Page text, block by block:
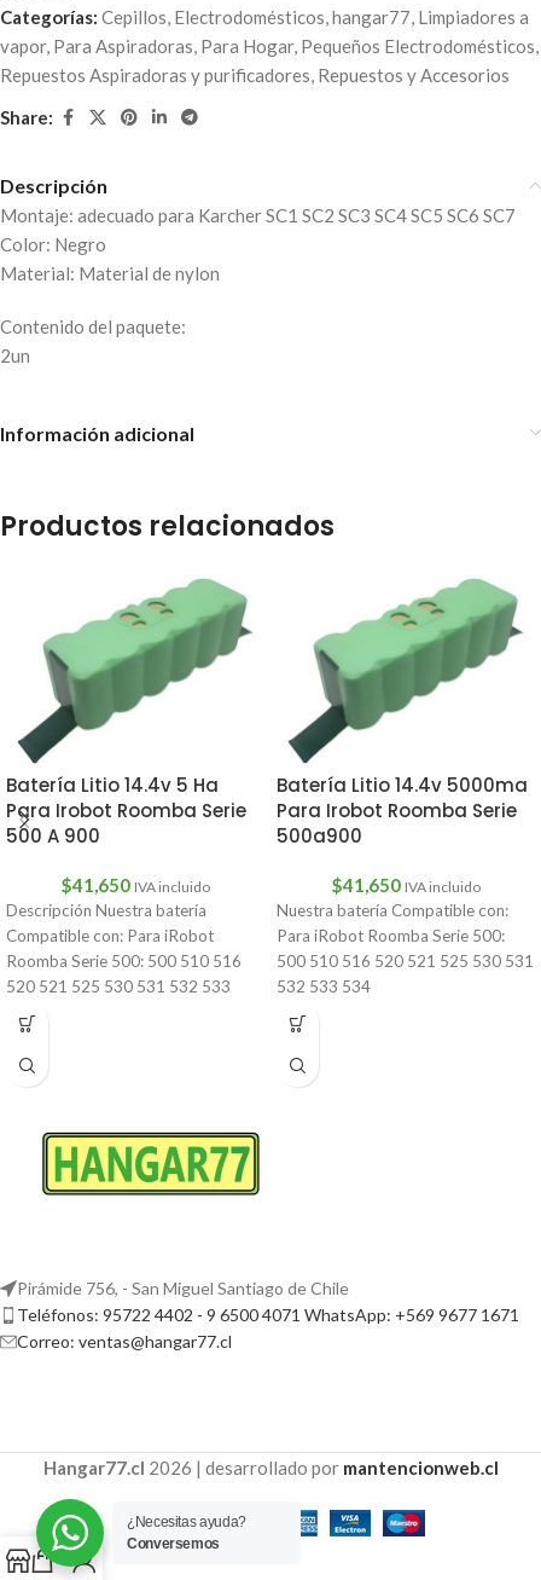
Categorías: Cepillos, Electrodomésticos,hangar77, Limpiadores a
vapor, Para Aspiradoras, Para Hogar, Pequeños Electrodomésticos,
Repuestos Aspiradoras y purificadores, Repuestos y Accesorios
Share:
Descripción
Montaje: adecuado para Karcher SC1 SC2 SC3 SC4 SC5 SC6 SC7
Color: Negro
Material: Material de nylon
Contenido del paquete:
2un
Información adicional
Productos relacionados
Batería Litio 14.4v 5 Ha
Para Irobot Roomba Serie
500 A 900
$41,650 IVA incluido
Descripción Nuestra batería
Compatible con: Para iRobot
Roomba Serie 500: 500 510 516
520 521 525 530 531 532 533
Batería Litio 14.4v 5000ma
Para Irobot Roomba Serie
500a900
$41,650 IVA incluido
Nuestra batería Compatible con:
Para iRobot Roomba Serie 500:
500 510 516 520 521 525 530 531
532 533 534
Pirámide 756, - San Miguel Santiago de Chile
Teléfonos: 95722 4402 - 9 6500 4071 WhatsApp: +569 9677 1671
Correo: ventas@hangar77.cl
Hangar77.cl 2026 | desarrollado por mantencionweb.cl
¿Necesitas ayuda?
Conversemos